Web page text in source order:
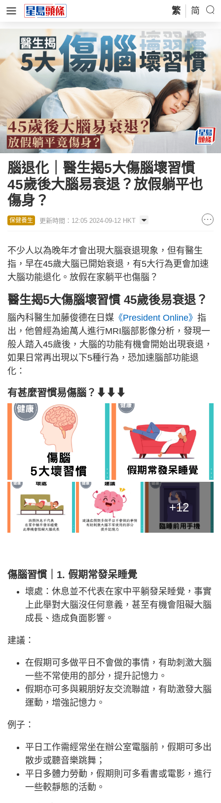
繁 简
腦退化｜醫生揭5大傷腦壞習慣
45歲後大腦易衰退？放假躺平也
傷身？
保健養生 更新時間：12:05 2024-09-12 HKT
不少人以為晚年才會出現大腦衰退現象，但有醫生
指，早在45歲大腦已開始衰退，有5大行為更會加速
大腦功能退化。放假在家躺平也傷腦？
醫生揭5大傷腦壞習慣 45歲後易衰退？
腦內科醫生加藤俊德在日媒 《President Online》 指
出，他曾經為逾萬人進行MRI腦部影像分析，發現一
般人踏入45歲後，大腦的功能有機會開始出現衰退，
如果日常再出現以下5種行為，恐加速腦部功能退
化：
有甚麼習慣易傷腦？ ⬇⬇⬇
+12
傷腦習慣｜1. 假期常發呆睡覺
壞處：休息並不代表在家中平躺發呆睡覺，事實
上此舉對大腦沒任何意義，甚至有機會阻礙大腦
成長、造成負面影響。
建議：
在假期可多做平日不會做的事情，有助刺激大腦
一些不常使用的部分，提升記憶力。
假期亦可多與親朋好友交流聯誼，有助激發大腦
運動，增強記憶力。
例子：
平日工作需經常坐在辦公室電腦前，假期可多出
散步或聽音樂跳舞；
平日多體力勞動，假期則可多看書或電影，進行
一些較靜態的活動。